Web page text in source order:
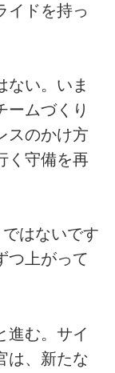
イドを持っ
ない。いま
ームづくり
スのかけ方
く守備を再
ではないです
つ上がって
進む。サイ
は、新たな